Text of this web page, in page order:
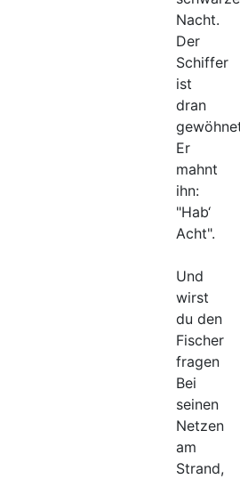
Nacht.
Der
Schiffer
ist
dran
Er
mahnt
ihn:
"Hab‘
Acht".
Und
wirst
du den
Fischer
fragen
Bei
seinen
Netzen
am
Strand,